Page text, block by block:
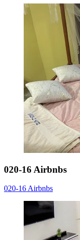
020-16 Airbnbs
020-16 Airbnbs